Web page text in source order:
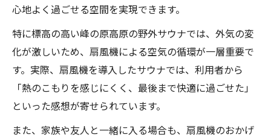
心地よく過ごせる空間を実現できます。
特に標高の高い峰の原高原の野外サウナでは、外気の変
化が激しいため、扇風機による空気の循環が一層重要で
す。実際、扇風機を導入したサウナでは、利用者から
「熱のこもりを感じにくく、最後まで快適に過ごせた」
といった感想が寄せられています。
また、家族や友人と一緒に入る場合も、扇風機のおかげ